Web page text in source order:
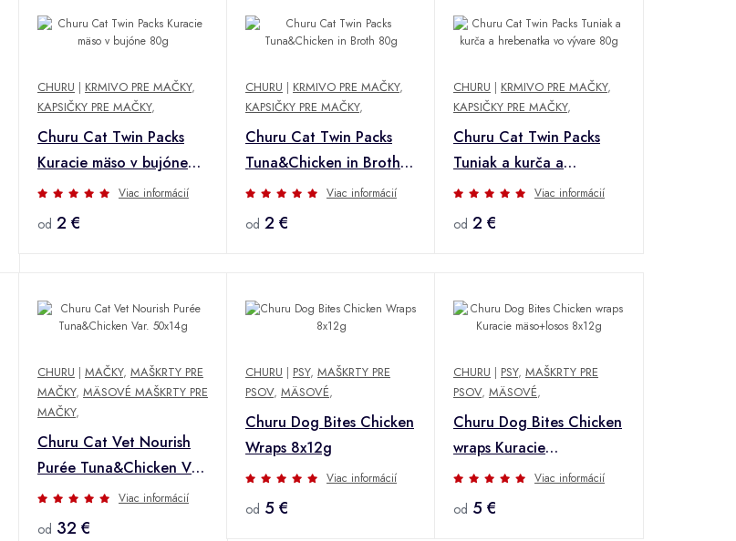
CHURU | KRMIVO PRE MAČKY,
KAPSIČKY PRE MAČKY,
Churu Cat Twin Packs
Kuracie mäso v bujóne
80g
Viac informácií
od 2 €
CHURU | KRMIVO PRE MAČKY,
KAPSIČKY PRE MAČKY,
Churu Cat Twin Packs
Tuna&Chicken in Broth
80g
Viac informácií
od 2 €
CHURU | KRMIVO PRE MAČKY,
KAPSIČKY PRE MAČKY,
Churu Cat Twin Packs
Tuniak a kurča a
hrebenatka vo vývare
80g
Viac informácií
od 2 €
CHURU | MAČKY, MAŠKRTY PRE
MAČKY, MÄSOVÉ MAŠKRTY PRE
MAČKY,
Churu Cat Vet Nourish
Purée Tuna&Chicken Var.
50x14g
Viac informácií
od 32 €
CHURU | PSY, MAŠKRTY PRE
PSOV, MÄSOVÉ,
Churu Dog Bites Chicken
Wraps 8x12g
Viac informácií
od 5 €
CHURU | PSY, MAŠKRTY PRE
PSOV, MÄSOVÉ,
Churu Dog Bites Chicken
wraps Kuracie
mäso+losos 8x12g
Viac informácií
od 5 €